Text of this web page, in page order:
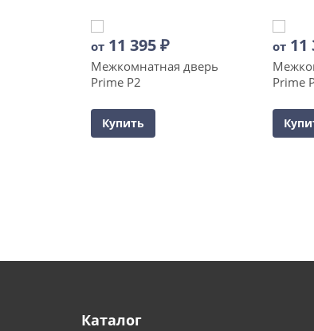
от 11 395₽
Межкомнатная дверь
Prime P2
Купить
от 11
Prime
Каталог